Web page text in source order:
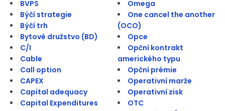
BVPS
Býčí strategie
Býčí trh
Bytové družstvo (BD)
C/I
Cable
Call option
CAPEX
Capital adequacy
Capital Expenditures
Omega
One cancel the another
(OCO)
Opce
Opční kontrakt
amerického typu
Opční prémie
Operativní marže
Operativní zisk
OTC